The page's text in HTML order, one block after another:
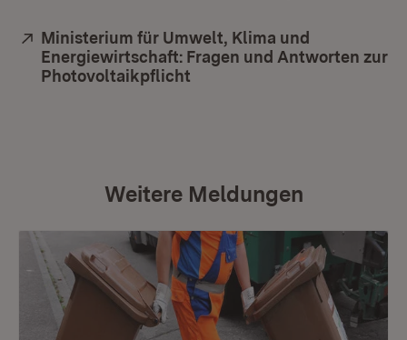
Extern:
Ministerium für Umwelt, Klima und
Energiewirtschaft: Fragen und Antworten zur
Photovoltaikpflicht
Weitere Meldungen